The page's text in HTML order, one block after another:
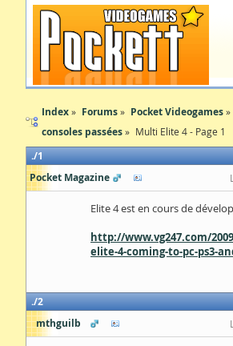
Index Forums Pocket Videogames
consoles passées
Multi Elite 4 - Page 1
1
Pocket Magazine
Elite 4 est en cours de
http://www.vg247.com/
elite-4-coming-to-pc-ps3-
2
mthguilb